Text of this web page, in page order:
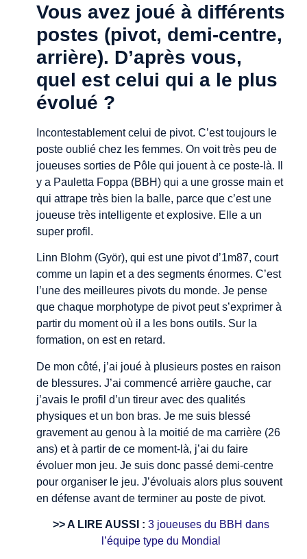
Vous avez joué à différents
postes (pivot, demi-centre,
arrière). D’après vous,
quel est celui qui a le plus
évolué ?
Incontestablement celui de pivot. C’est toujours le
poste oublié chez les femmes. On voit très peu de
joueuses sorties de Pôle qui jouent à ce poste-là. Il
y a Pauletta Foppa (BBH) qui a une grosse main et
qui attrape très bien la balle, parce que c’est une
joueuse très intelligente et explosive. Elle a un
super profil.
Linn Blohm (Györ), qui est une pivot d’1m87, court
comme un lapin et a des segments énormes. C’est
l’une des meilleures pivots du monde. Je pense
que chaque morphotype de pivot peut s’exprimer à
partir du moment où il a les bons outils. Sur la
formation, on est en retard.
De mon côté, j’ai joué à plusieurs postes en raison
de blessures. J’ai commencé arrière gauche, car
j’avais le profil d’un tireur avec des qualités
physiques et un bon bras. Je me suis blessé
gravement au genou à la moitié de ma carrière (26
ans) et à partir de ce moment-là, j’ai du faire
évoluer mon jeu. Je suis donc passé demi-centre
pour organiser le jeu. J’évoluais alors plus souvent
en défense avant de terminer au poste de pivot.
>> A LIRE AUSSI : 3 joueuses du BBH dans
l’équipe type du Mondial